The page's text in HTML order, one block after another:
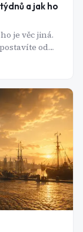
a jak ho
je věc jiná.
od